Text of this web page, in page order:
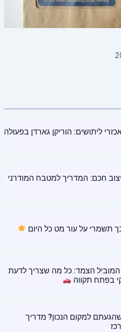
ליתושים: הוריקן גארדן בפעולה
חכם: המדריך למטבח המודרני
תשמרי על עור מט כל היום
המוביל הצמד: כל מה שצריך לדעת
בפתח תקווה
למקום הנכון? מדריך